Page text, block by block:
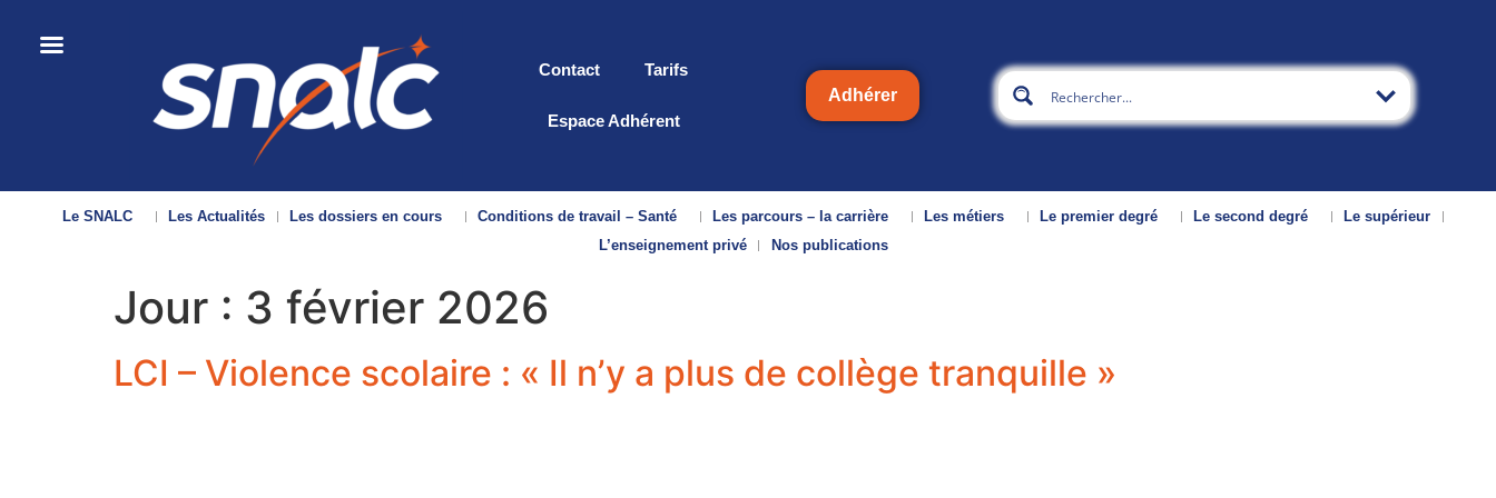
Contact Tarifs
Espace Adhérent
Adhérer
Le SNALC Les Actualités Les dossiers en cours Conditions de travail – Santé Les parcours – la carrière Les métiers Le premier degré Le second degré
Le supérieur
L’enseignement privé
Nos publications
Jour : 3 février 2026
LCI – Violence scolaire : « Il n’y a plus de collège tranquille »